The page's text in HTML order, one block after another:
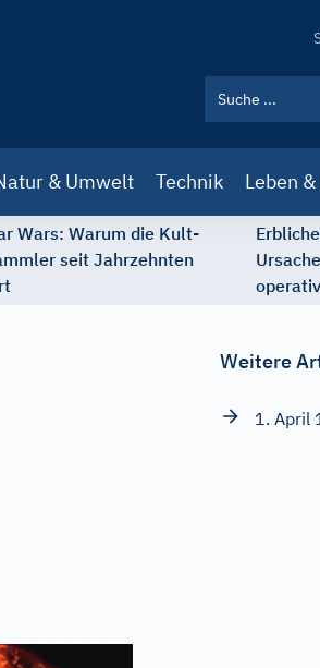
& Umwelt Technik Leben
Wars: Warum die Kult-
seit Jahrzehnten
Weitere
1. April